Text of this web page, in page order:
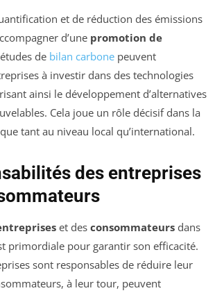
et de réduction des émissions
d’une promotion de
de bilan carbone peuvent
à investir dans des technologies
ainsi le développement d’alternatives
Cela joue un rôle décisif dans la
tant au niveau local qu’international.
des entreprises
et des consommateurs dans
primordiale pour garantir son efficacité.
sont responsables de réduire leur
à leur tour, peuvent